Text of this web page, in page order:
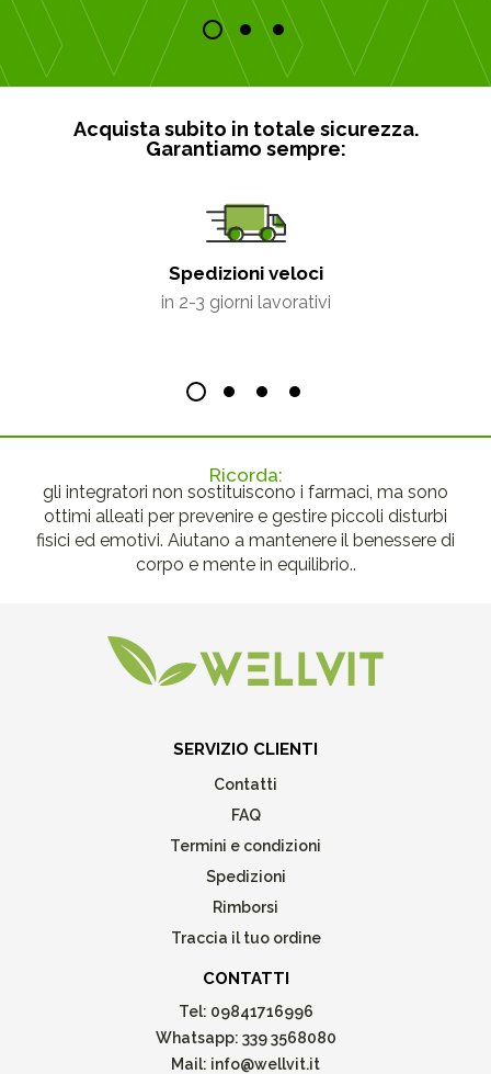
Acquista subito in totale sicurezza.
Garantiamo sempre:
Spedizioni veloci
in 2-3 giorni lavorativi
Ricorda:
gli integratori non sostituiscono i farmaci, ma sono
ottimi alleati per prevenire e gestire piccoli disturbi
fisici ed emotivi. Aiutano a mantenere il benessere di
corpo e mente in equilibrio..
SERVIZIO CLIENTI
Contatti
FAQ
Termini e condizioni
Spedizioni
Rimborsi
Traccia il tuo ordine
CONTATTI
Tel: 09841716996
Whatsapp: 339 3568080
Mail: info@wellvit.it